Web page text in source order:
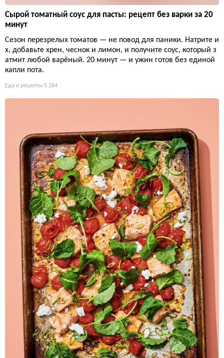
Сырой томатный соус для пасты: рецепт без варки за 20
минут
Сезон перезрелых томатов — не повод для паники. Натрите и
х, добавьте хрен, чеснок и лимон, и получите соус, который з
атмит любой варёный. 20 минут — и ужин готов без единой
капли пота.
Еда и рецепты 5 264